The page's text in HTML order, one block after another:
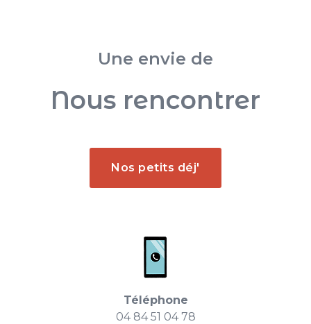
Une envie de
Nous rencontrer
Nos petits déj'
Téléphone
04 84 51 04 78